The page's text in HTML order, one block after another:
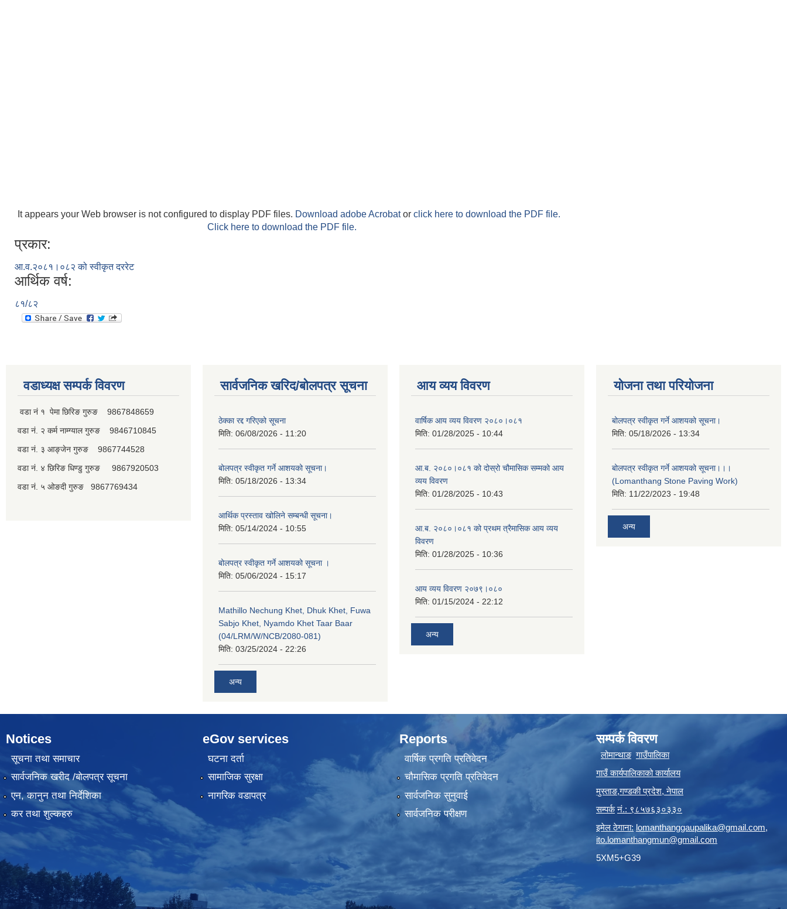
It appears your Web browser is not configured to display PDF files. Download adobe Acrobator click here to download the PDF file.
Click here to download the PDF file.
प्रकार:
आ.व.२०८१।०८२ को स्वीकृत दररेट
आर्थिक वर्ष:
८१/८२
वडाध्यक्ष सम्पर्क विवरण
वडा नं १ पेमा छिरिङ गुरुङ 9867848659
वडा नं. २ कर्म नाम्ग्याल गुरुङ 9846710845
वडा नं. ३ आङ्जेन गुरुङ 9867744528
वडा नं. ४ छिरिङ धिण्डु गुरुङ 9867920503
वडा नं. ५ ओङदी गुरुङ 9867769434
सार्वजनिक खरिद/बोलपत्र सूचना
ठेक्का रद्द गरिएको सूचना
मिति: 06/08/2026 - 11:20
बोलपत्र स्वीकृत गर्ने आशयको सूचना।
मिति: 05/18/2026 - 13:34
आर्थिक प्रस्ताव खोलिने सम्बन्धी सूचना।
मिति: 05/14/2024 - 10:55
बोलपत्र स्वीकृत गर्ने आशयको सूचना ।
मिति: 05/06/2024 - 15:17
Mathillo Nechung Khet, Dhuk Khet, Fuwa
Sabjo Khet, Nyamdo Khet Taar Baar
(04/LRM/W/NCB/2080-081)
मिति: 03/25/2024 - 22:26
अन्य
आय व्यय विवरण
वार्षिक आय व्यय विवरण २०८०।०८१
मिति: 01/28/2025 - 10:44
आ.ब. २०८०।०८१ को दोस्रो चौमासिक सम्मको आय
व्यय विवरण
मिति: 01/28/2025 - 10:43
आ.ब. २०८०।०८१ को प्रथम त्रैमासिक आय व्यय
विवरण
मिति: 01/28/2025 - 10:36
आय व्यय विवरण २०७९।०८०
मिति: 01/15/2024 - 22:12
अन्य
योजना तथा परियोजना
बोलपत्र स्वीकृत गर्ने आशयको सूचना।
मिति: 05/18/2026 - 13:34
बोलपत्र स्वीकृत गर्ने आशयको सूचना।।।
(Lomanthang Stone Paving Work)
मिति: 11/22/2023 - 19:48
अन्य
Notices
सूचना तथा समाचार
सार्वजनिक खरीद /बोलपत्र सूचना
एन, कानुन तथा निर्देशिका
कर तथा शुल्कहरु
eGov services
घटना दर्ता
सामाजिक सुरक्षा
नागरिक वडापत्र
Reports
वार्षिक प्रगति प्रतिवेदन
चौमासिक प्रगति प्रतिवेदन
सार्वजनिक सुनुवाई
सार्वजनिक परीक्षण
सम्पर्क विवरण
लोमान्थाङ गाउँपालिका
गाउँ कार्यपालिकाको कार्यालय
मुस्ताङ,गण्डकी प्रदेश,नेपाल
सम्पर्क नं.: ९८५७६३०३३०
इमेल ठेगाना: lomanthanggaupalika@gmail.com,
ito.lomanthangmun@gmail.com
5XM5+G39